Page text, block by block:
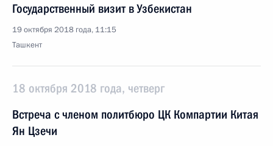
Государственный визит в Узбекистан
19 октября 2018 года, 11:15
Ташкент
18 октября 2018 года, четверг
Встреча с членом политбюро ЦК Компартии Китая
Ян Цзечи